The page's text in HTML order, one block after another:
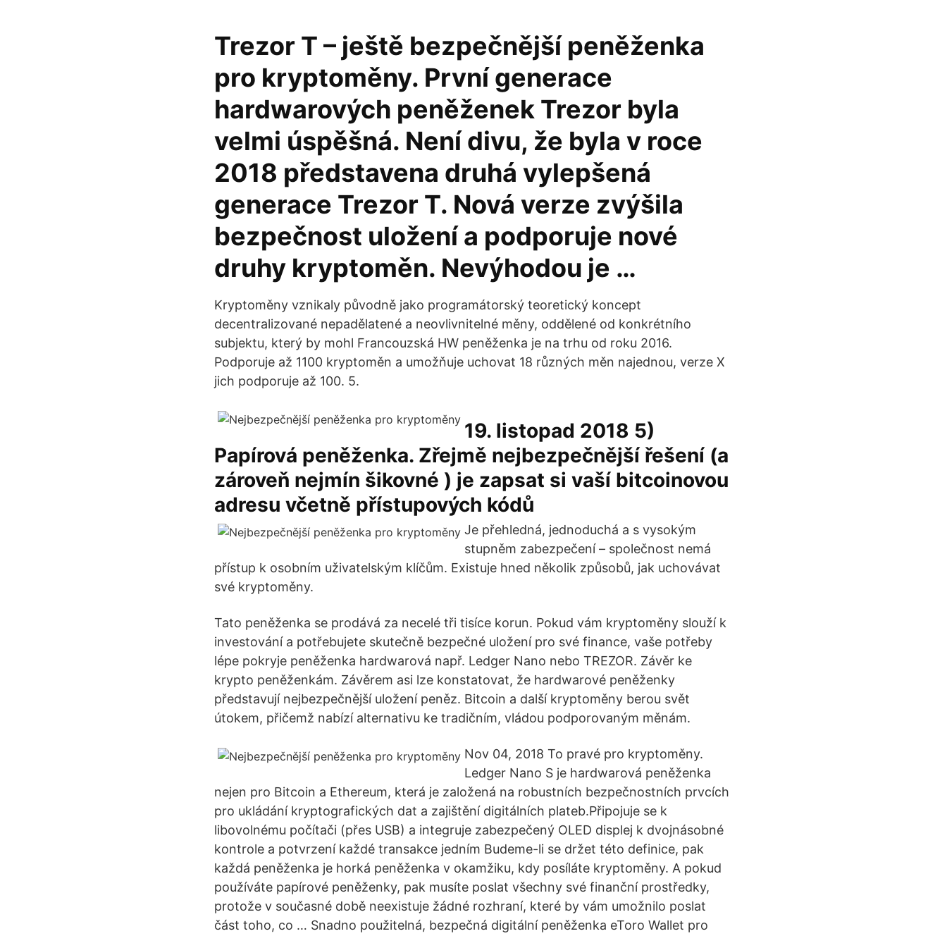
Trezor T – ještě bezpečnější peněženka
pro kryptoměny. První generace
hardwarových peněženek Trezor byla
velmi úspěšná. Není divu, že byla v roce
2018 představena druhá vylepšená
generace Trezor T. Nová verze zvýšila
bezpečnost uložení a podporuje nové
druhy kryptoměn. Nevýhodou je …
Kryptoměny vznikaly původně jako programátorský teoretický koncept
decentralizované nepadělatené a neovlivnitelné měny, oddělené od konkrétního
subjektu, který by mohl Francouzská HW peněženka je na trhu od roku 2016.
Podporuje až 1100 kryptoměn a umožňuje uchovat 18 různých měn najednou, verze X
jich podporuje až 100. 5.
19. listopad 2018 5)
Papírová peněženka. Zřejmě nejbezpečnější řešení (a
zároveň nejmín šikovné ) je zapsat si vaší bitcoinovou
adresu včetně přístupových kódů
Je přehledná, jednoduchá a s vysokým
stupněm zabezpečení – společnost nemá
přístup k osobním uživatelským klíčům. Existuje hned několik způsobů, jak uchovávat
své kryptoměny.
Tato peněženka se prodává za necelé tři tisíce korun. Pokud vám kryptoměny slouží k
investování a potřebujete skutečně bezpečné uložení pro své finance, vaše potřeby
lépe pokryje peněženka hardwarová např. Ledger Nano nebo TREZOR. Závěr ke
krypto peněženkám. Závěrem asi lze konstatovat, že hardwarové peněženky
představují nejbezpečnější uložení peněz. Bitcoin a další kryptoměny berou svět
útokem, přičemž nabízí alternativu ke tradičním, vládou podporovaným měnám.
Nov 04, 2018 To pravé pro kryptoměny.
Ledger Nano S je hardwarová peněženka
nejen pro Bitcoin a Ethereum, která je založená na robustních bezpečnostních prvcích
pro ukládání kryptografických dat a zajištění digitálních plateb.Připojuje se k
libovolnému počítači (přes USB) a integruje zabezpečený OLED displej k dvojnásobné
kontrole a potvrzení každé transakce jedním Budeme-li se držet této definice, pak
každá peněženka je horká peněženka v okamžiku, kdy posíláte kryptoměny. A pokud
používáte papírové peněženky, pak musíte poslat všechny své finanční prostředky,
protože v současné době neexistuje žádné rozhraní, které by vám umožnilo poslat
část toho, co … Snadno použitelná, bezpečná digitální peněženka eToro Wallet pro